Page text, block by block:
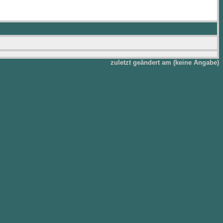
zuletzt geändert am (keine Angabe)